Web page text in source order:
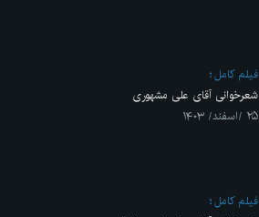
فیلم کامل
شعرخوانی آقای علی مشهوری
۲۵ /اسفند/ ۱۴۰۳
فیلم کامل